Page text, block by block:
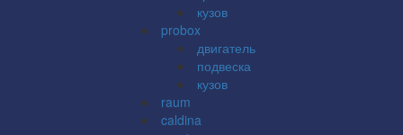
кузов
probox
двигатель
подвеска
кузов
raum
caldina